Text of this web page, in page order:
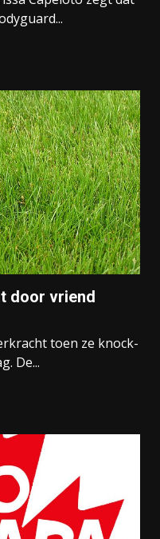
door vriend
toen ze knock-
De...